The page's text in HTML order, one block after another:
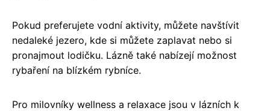
Pokud preferujete vodní aktivity, můžete navštívit
nedaleké jezero, kde si můžete zaplavat nebo si
pronajmout lodičku. Lázně také nabízejí možnost
rybaření na blízkém rybníce.
Pro milovníky wellness a relaxace jsou v lázních k